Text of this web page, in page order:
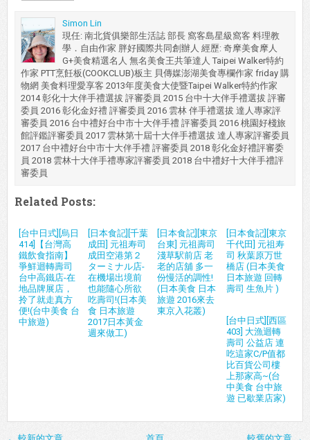
Simon Lin
現任: 南北貨俱樂部生活誌 部長 窩客島星級窩客 料理教
學．自由作家 胖好國際共同創辦人 經歷: 奇摩美食摩人
G+美食精選名人 無名美食王共筆達人 Taipei Walker特約
作家 PTT烹飪板(COOKCLUB)板主 貝傳媒澎湖美食專欄作家 friday 購
物網 美食料理愛享客 2013年度美食大使暨Taipei Walker特約作家
2014 彰化十大伴手禮選拔 評審委員 2015 台中十大伴手禮選拔 評審
委員 2016 彰化金好禮 評審委員 2016 雲林 伴手禮選拔 達人專家評
審委員 2016 台中禮好台中市十大伴手禮 評審委員 2016 桃園好棧旅
館評鑑評審委員 2017 雲林第十屆十大伴手禮選拔 達人專家評審委員
2017 台中禮好台中市十大伴手禮 評審委員 2018 彰化金好禮評審委
員 2018 雲林十大伴手禮專家評審委員 2018 台中禮好十大伴手禮評
審委員
Related Posts:
[台中日式][烏日
414]【台灣高
鐵飲食指南】
爭鮮迴轉壽司
台中高鐵店-在
地品牌展店，
拎了就走真方
便!(台中美食 台
中旅遊)
[日本食記][千葉
成田] 元祖寿司
成田空港第２
ターミナル店-
在機場出境前
也能隨心所欲
吃壽司!(日本美
食 日本旅遊
2017日本黃金
週來做工)
[日本食記][東京
台東] 元祖壽司
淺草駅前店 老
老的店舖 多一
份慢活的調性!
(日本美食 日本
旅遊 2016來去
東京入花叢)
[日本食記][東京
千代田] 元祖寿
司 秋葉原万世
橋店 (日本美食
日本旅遊 回轉
壽司 生魚片 )
[台中日式][西區
403] 大漁迴轉
壽司 公益店 連
吃這家C/P值都
比百貨公司樓
上那家高~(台
中美食 台中旅
遊 已歇業店家)